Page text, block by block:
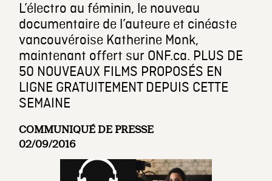
L’électro au féminin, le nouveau
documentaire de l’auteure et cinéaste
vancouvéroise Katherine Monk,
maintenant offert sur ONF.ca. PLUS DE
50 NOUVEAUX FILMS PROPOSÉS EN
LIGNE GRATUITEMENT DEPUIS CETTE
SEMAINE
COMMUNIQUÉ DE PRESSE
02/09/2016